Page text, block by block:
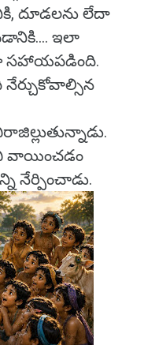
దూడలను లేదా
ఇలా
సహాయపడింది.
నేర్చుకోవాల్సిన
వాయించడం
నేర్పించాడు.